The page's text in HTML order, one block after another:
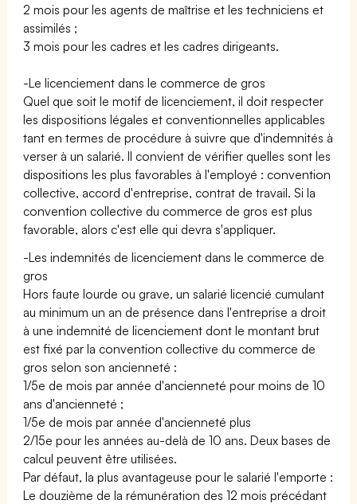
2 mois pour les agents de maîtrise et les techniciens et
assimilés ;
3 mois pour les cadres et les cadres dirigeants.
-Le licenciement dans le commerce de gros
Quel que soit le motif de licenciement, il doit respecter
les dispositions légales et conventionnelles applicables
tant en termes de procédure à suivre que d'indemnités à
verser à un salarié. Il convient de vérifier quelles sont les
dispositions les plus favorables à l'employé : convention
collective, accord d'entreprise, contrat de travail. Si la
convention collective du commerce de gros est plus
favorable, alors c'est elle qui devra s'appliquer.
-Les indemnités de licenciement dans le commerce de
gros
Hors faute lourde ou grave, un salarié licencié cumulant
au minimum un an de présence dans l'entreprise a droit
à une indemnité de licenciement dont le montant brut
est fixé par la convention collective du commerce de
gros selon son ancienneté :
1/5e de mois par année d'ancienneté pour moins de 10
ans d'ancienneté ;
1/5e de mois par année d'ancienneté plus
2/15e pour les années au-delà de 10 ans. Deux bases de
calcul peuvent être utilisées.
Par défaut, la plus avantageuse pour le salarié l'emporte :
Le douzième de la rémunération des 12 mois précédant